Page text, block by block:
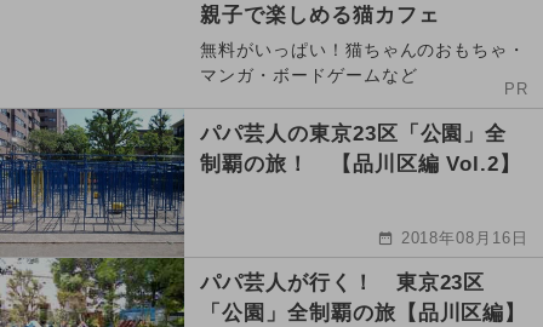
親子で楽しめる猫カフェ
無料がいっぱい！猫ちゃんのおもちゃ・
マンガ・ボードゲームなど
PR
パパ芸人の東京23区「公園」全
制覇の旅！ 【品川区編 Vol.2】
2018年08月16日
パパ芸人が行く！ 東京23区
「公園」全制覇の旅【品川区編】